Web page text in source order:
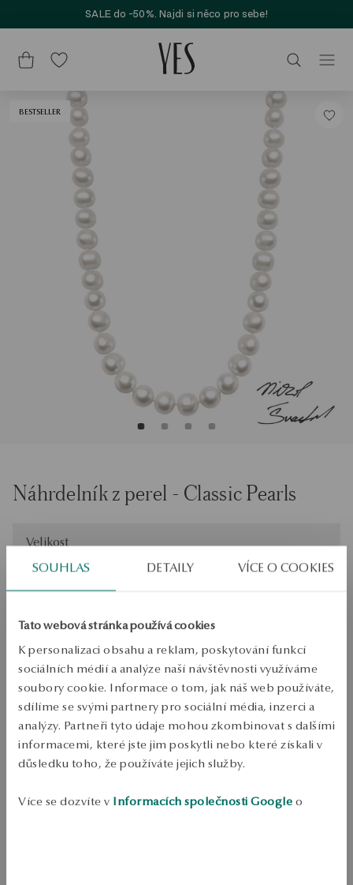
SOUHLAS DETAILY VÍCE O COOKIES
Tato webová stránka používá cookies
K personalizaci obsahu a reklam, poskytování funkcí
sociálních médií a analýze naší návštěvnosti využíváme
soubory cookie. Informace o tom, jak náš web používáte,
sdílíme se svými partnery pro sociální média, inzerci a
analýzy. Partneři tyto údaje mohou zkombinovat s dalšími
informacemi, které jste jim poskytli nebo které získali v
důsledku toho, že používáte jejich služby.
Více se dozvíte v Informacích společnosti Google o
SALE do -50%. Najdi si něco pro sebe!
BESTSELLER
Náhrdelník z perel - Classic Pearls
Velikost
45
PŘIDAT DO KOŠÍKU
Ověřte si dostupnost na prodejně
Odeslání:1pracovní dny
Doprava zdarma od 1700 Kč
Bezplatné vrácení až do 100 dnů v YES Clubu
PODROBNOSTI
Biwa sladkovodní kultivovaný perlový náhrdelník. Ruda: Stříbro
Ukázka: 925 Délka: 45 cm Ozdoba: kulaté perly 10-11 mm Průměrná